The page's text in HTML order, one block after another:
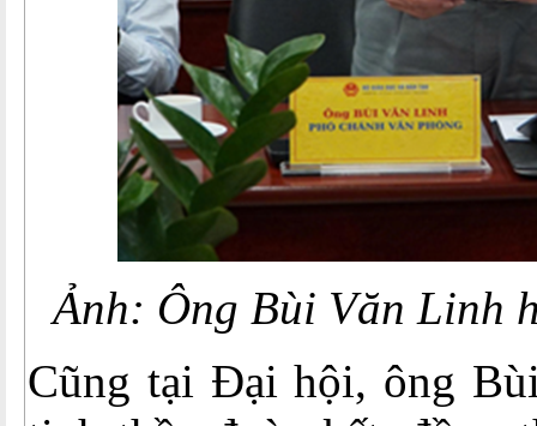
Ảnh: Ông Bùi Văn Linh
Cũng tại Đại hội, ông